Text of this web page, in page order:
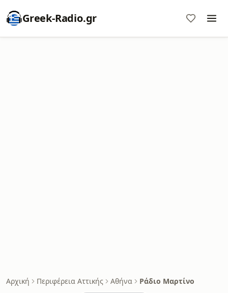
Greek-Radio.gr
Αρχική Περιφέρεια Αττικής Αθήνα Ράδιο Μαρτίνο